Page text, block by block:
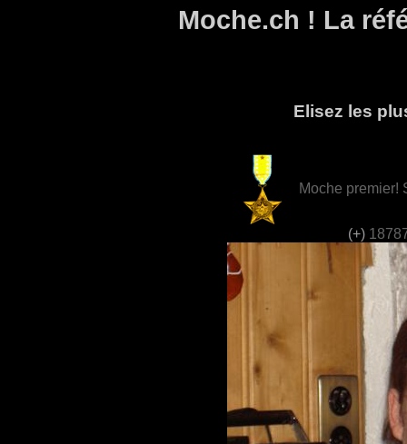
Moche.ch ! La
Elisez les
Moche premier!
(+)